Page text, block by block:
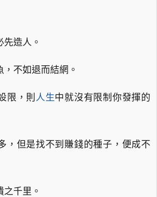
造人。
不如退而結網。
限，則 人生中就沒有限制你發揮的
，但是找不到賺錢的種子，便成不
千里。